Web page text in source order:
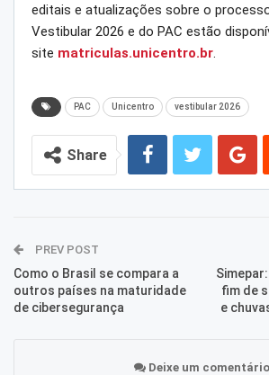
editais e atualizações sobre o
Vestibular 2026 e do PAC estão
site matriculas.unicentro.br.
PAC Unicentro vestibular 2026
Share
PREV POST
Como o Brasil se compara a
outros países na maturidade
de cibersegurança
fim de
e
Deixe um comentário